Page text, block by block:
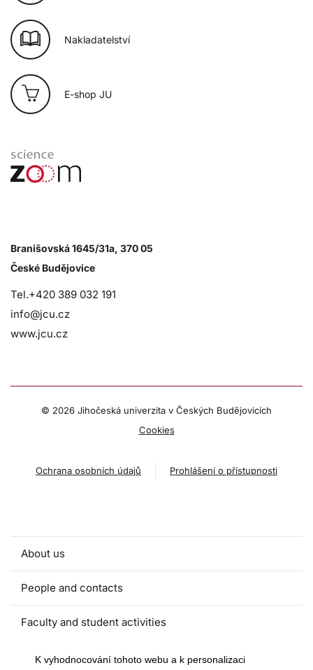
Nakladatelství
E-shop JU
Branišovská 1645/31a, 370 05
České Budějovice
Tel.+420 389 032 191
info@jcu.cz
www.jcu.cz
© 2026 Jihočeská univerzita v Českých Budějovicích
Cookies
Ochrana osobních údajů Prohlášení o přístupnosti
About us
People and contacts
Faculty and student activities
Projects and strategic partnerships
K vyhodnocování tohoto webu a k personalizaci